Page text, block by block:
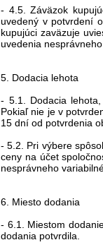
- 4.5. Záväzok
uvedený v potvrdení
kupujúci zaväzuje
uvedenia
5. Dodacia lehota
- 5.1. Dodacia
Pokiaľ nie je v
15 dní od potvrdenia
- 5.2. Pri výbere
ceny na účet
nesprávneho
6. Miesto dodania
- 6.1. Miestom
dodania potvrdila.